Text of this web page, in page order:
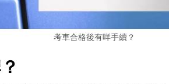
考車合格後有咩手續？